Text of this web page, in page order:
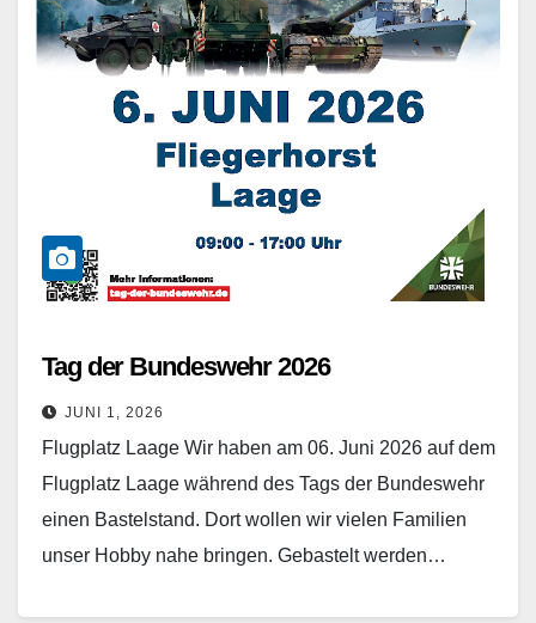
Tag der Bundeswehr 2026
JUNI 1, 2026
Flugplatz Laage Wir haben am 06. Juni 2026 auf dem
Flugplatz Laage während des Tags der Bundeswehr
einen Bastelstand. Dort wollen wir vielen Familien
unser Hobby nahe bringen. Gebastelt werden…